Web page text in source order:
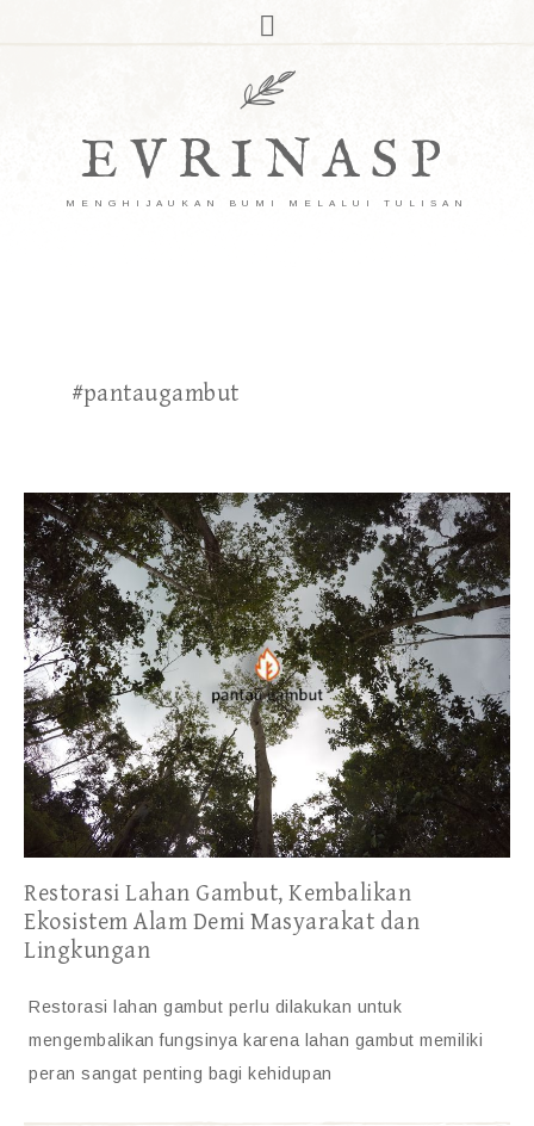
EVRINASP
MENGHIJAUKAN BUMI MELALUI TULISAN
#pantaugambut
Restorasi Lahan Gambut, Kembalikan
Ekosistem Alam Demi Masyarakat dan
Lingkungan
Restorasi lahan gambut perlu dilakukan untuk
mengembalikan fungsinya karena lahan gambut memiliki
peran sangat penting bagi kehidupan